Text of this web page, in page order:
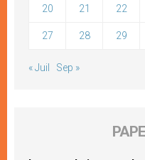
20 21 22
27 28 29
« Juil Sep »